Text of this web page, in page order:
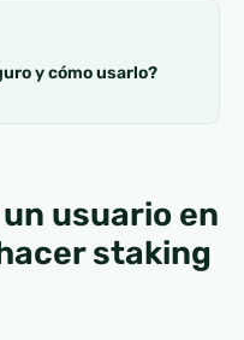
y cómo usarlo?
usuario en
staking